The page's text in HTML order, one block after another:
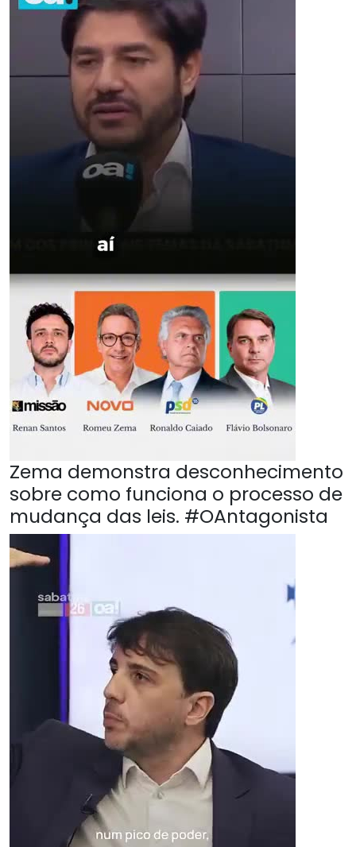
Zema demonstra desconhecimento
sobre como funciona o processo de
mudança das leis. #OAntagonista